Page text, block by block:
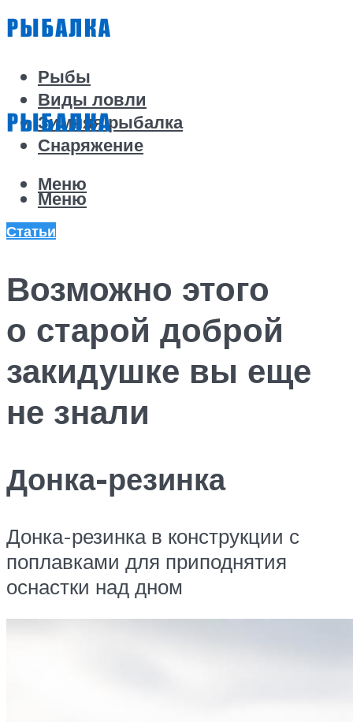
Рыбы
Виды ловли
Зимняя рыбалка
Снаряжение
Меню
Меню
Статьи
Возможно этого
о старой доброй
закидушке вы еще
не знали
Донка-резинка
Донка-резинка в конструкции с
поплавками для приподнятия
оснастки над дном